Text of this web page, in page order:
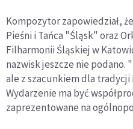
Kompozytor zapowiedział,
Pieśni i Tańca "Śląsk" oraz
Filharmonii Śląskiej w
nazwisk jeszcze nie podano.
ale z szacunkiem dla tradycji
Wydarzenie ma być
zaprezentowane na